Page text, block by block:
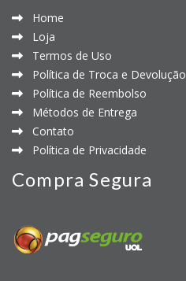
Home
Loja
Termos de Uso
Política de Troca e Devolução
Política de Reembolso
Métodos de Entrega
Contato
Política de Privacidade
Compra Segura